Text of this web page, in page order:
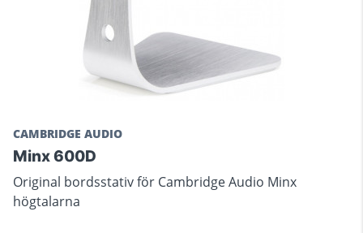
CAMBRIDGE AUDIO
Minx 600D
Original bordsstativ för Cambridge Audio Minx
högtalarna